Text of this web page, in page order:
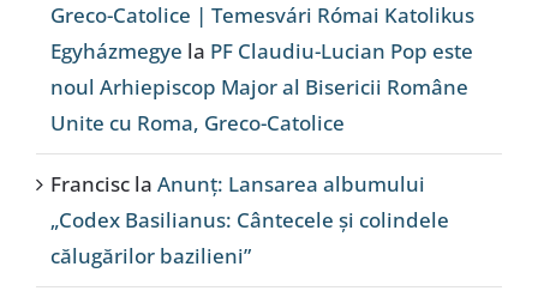
Greco-Catolice | Temesvári Római Katolikus
Egyházmegye la PF Claudiu-Lucian Pop este
noul Arhiepiscop Major al Bisericii Române
Unite cu Roma, Greco-Catolice
Francisc la Anunț: Lansarea albumului
„Codex Basilianus: Cântecele și colindele
călugărilor bazilieni”